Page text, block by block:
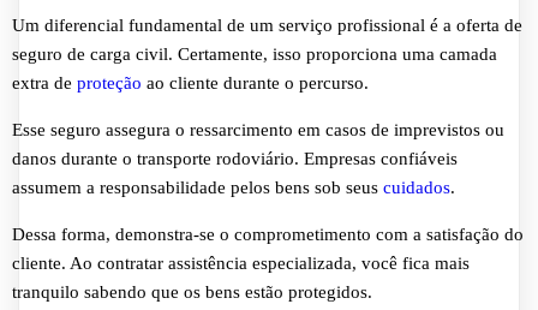
Um diferencial fundamental de um serviço profissional é a oferta de
seguro de carga civil. Certamente, isso proporciona uma camada
extra de proteção ao cliente durante o percurso.
Esse seguro assegura o ressarcimento em casos de imprevistos ou
danos durante o transporte rodoviário. Empresas confiáveis
assumem a responsabilidade pelos bens sob seus cuidados.
Dessa forma, demonstra-se o comprometimento com a satisfação do
cliente. Ao contratar assistência especializada, você fica mais
tranquilo sabendo que os bens estão protegidos.